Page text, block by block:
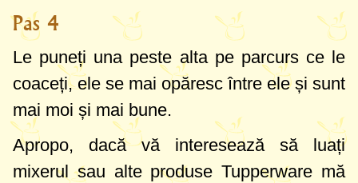
Pas 4
Le puneți una peste alta pe parcurs ce le
coaceți, ele se mai opăresc între ele și sunt
mai moi și mai bune.
Apropo, dacă vă interesează să luați
mixerul sau alte produse Tupperware mă